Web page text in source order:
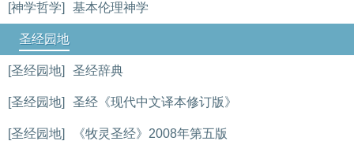
[神学哲学] 基本伦理神学
圣经园地
[圣经园地] 圣经辞典
[圣经园地] 圣经《现代中文译本修订版》
[圣经园地] 《牧灵圣经》2008年第五版